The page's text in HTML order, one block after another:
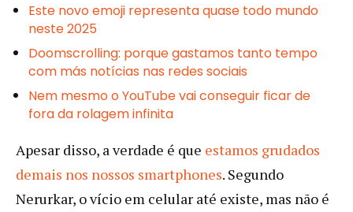
Este novo emoji representa quase todo mundo
neste 2025
Doomscrolling: porque gastamos tanto tempo
com más notícias nas redes sociais
Nem mesmo o YouTube vai conseguir ficar de
fora da rolagem infinita
Apesar disso, a verdade é que estamos grudados
demais nos nossos smartphones. Segundo
Nerurkar, o vício em celular até existe, mas não é